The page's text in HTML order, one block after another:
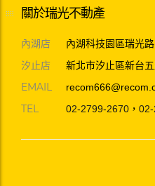
關於瑞光不動產
內湖店 內湖科技園區瑞光
汐止店 新北市汐止區新台
EMAIL
TEL 02-2799-2670 ，